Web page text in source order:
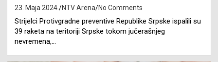
23. Maja 2024. NTV Arena No Comments
Strijelci Protivgradne preventive Republike Srpske ispalili su
39 raketa na teritoriji Srpske tokom jučerašnjeg
nevremena,…